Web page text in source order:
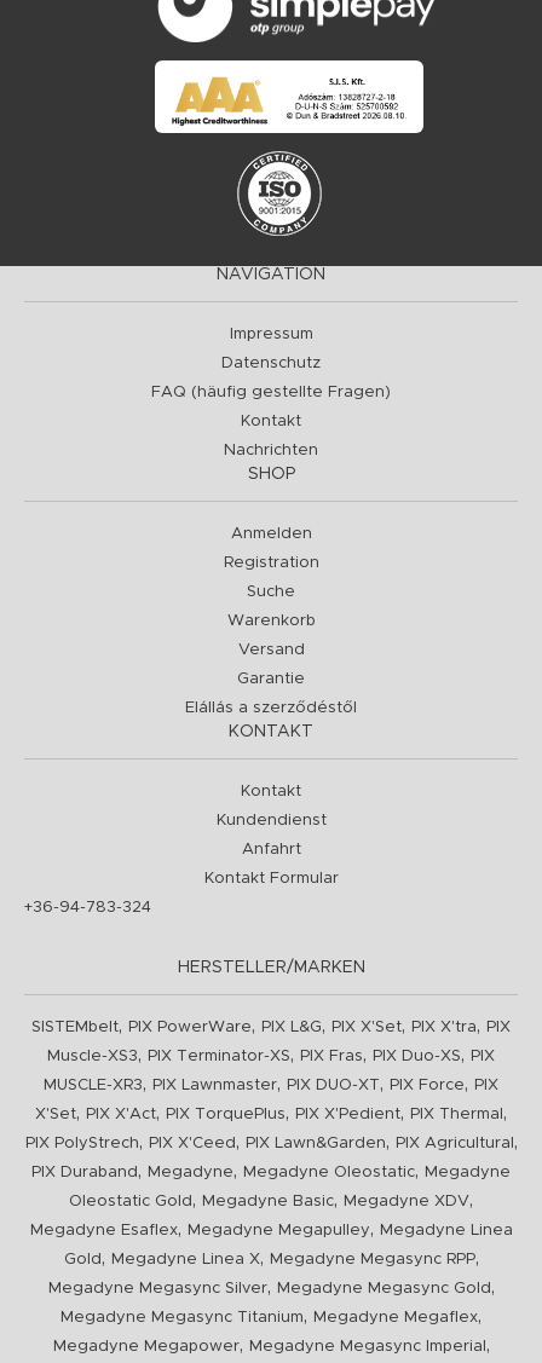
NAVIGATION
Impressum
Datenschutz
FAQ (häufig gestellte Fragen)
Kontakt
Nachrichten
SHOP
Anmelden
Registration
Suche
Warenkorb
Versand
Garantie
Elállás a szerződéstől
KONTAKT
Kontakt
Kundendienst
Anfahrt
Kontakt Formular
+36-94-783-324
HERSTELLER/MARKEN
SISTEMbelt, PIX PowerWare, PIX L&G, PIX X'Set, PIX X'tra,
PIX
Muscle-XS3, PIX Terminator-XS, PIX Fras, PIX Duo-XS,
PIX
MUSCLE-XR3, PIX Lawnmaster, PIX DUO-XT , PIX Force,
PIX
X'Set, PIX X'Act, PIX TorquePlus, PIX X'Pedient, PIX Thermal ,
PIX PolyStrech, PIX X'Ceed , PIX Lawn&Garden, PIX Agricultural ,
PIX Duraband , Megadyne, Megadyne Oleostatic,
Megadyne
Oleostatic Gold , Megadyne Basic, Megadyne XDV,
Megadyne Esaflex, Megadyne Megapulley,
Megadyne Linea
Gold , Megadyne Linea X, Megadyne Megasync RPP,
Megadyne Megasync Silver, Megadyne Megasync Gold ,
Megadyne Megasync Titanium, Megadyne Megaflex,
Megadyne Megapower, Megadyne Megasync Imperial ,